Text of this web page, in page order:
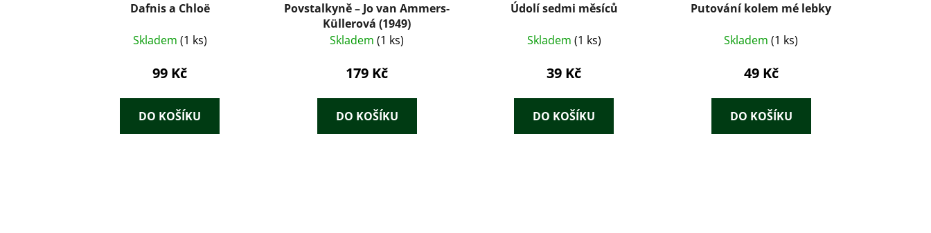
Dafnis a Chloë
Skladem (1 ks)
99 Kč
DO KOŠÍKU
Povstalkyně – Jo van Ammers-
Küllerová (1949)
Skladem(1 ks)
179 Kč
DO KOŠÍKU
Údolí sedmi měsíců
Skladem (1 ks)
39 Kč
DO KOŠÍKU
Putování kolem mé lebky
Skladem(1 ks)
49 Kč
DO KOŠÍKU